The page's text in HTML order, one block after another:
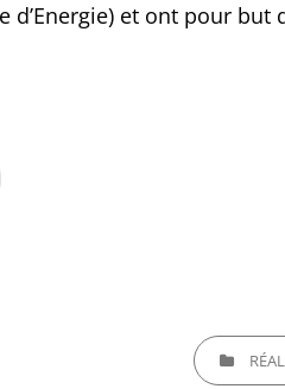
d’Energie) et ont pour but
CATEGORIES